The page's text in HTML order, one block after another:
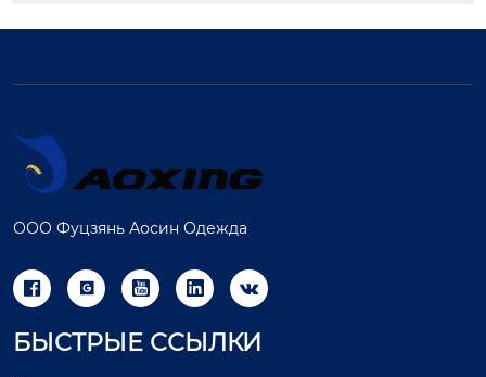
ООО Фуцзянь Аосин Одежда
    
БЫСТРЫЕ ССЫЛКИ